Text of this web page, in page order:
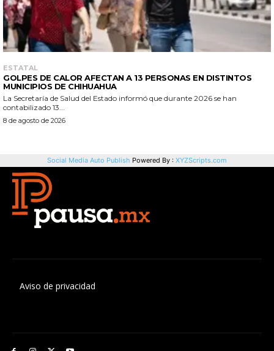
Aviso de privacidad